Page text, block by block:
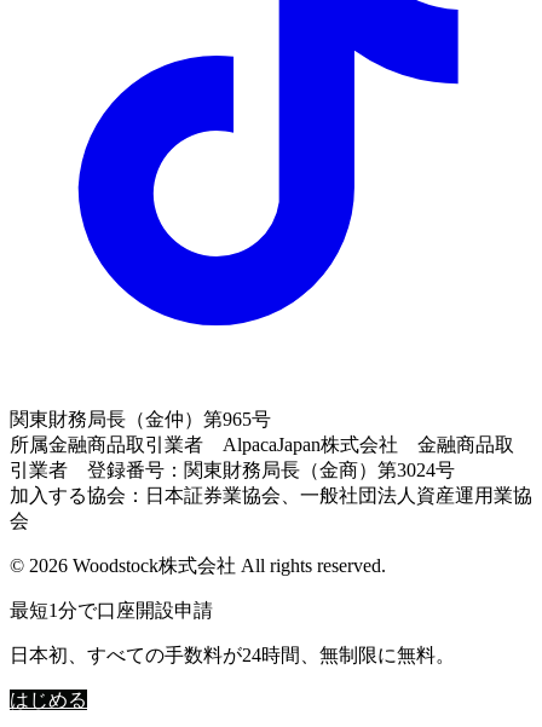
関東財務局長（金仲）第965号
所属金融商品取引業者 AlpacaJapan株式会社 金融商品取
引業者 登録番号：関東財務局長（金商）第3024号
加入する協会：日本証券業協会、一般社団法人資産運用業協
会
© 2026 Woodstock株式会社 All rights reserved.
最短1分で口座開設申請
日本初、すべての手数料が24時間、無制限に無料。
はじめる